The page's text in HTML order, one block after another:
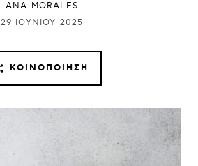
ANA MORALES
29 ΙΟΥΝΊΟΥ 2025
ΚΟΙΝΟΠΟΊΗΣΗ